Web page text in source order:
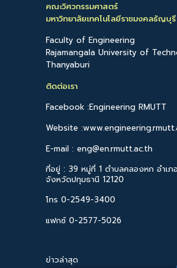
คณะวิศวกรรมศาสตร์
มหาวิทยาลัยเทคโนโลยีราชมงคลธัญบุรี
Faculty of Engineering
Rajamangala University of
Thanyaburi
ติดต่อเรา
Facebook :Engineering RMUTT
Website
E-mail : eng@en.rmutt.ac.th
ที่อยู่ : 39 หมู่ที่ 1 ตำบลคลองหก อำเ
จังหวัดปทุมธานี 12120
โทร 0-2549-3400
แฟกซ์ 0-2577-5026
ข่าวล่าสุด